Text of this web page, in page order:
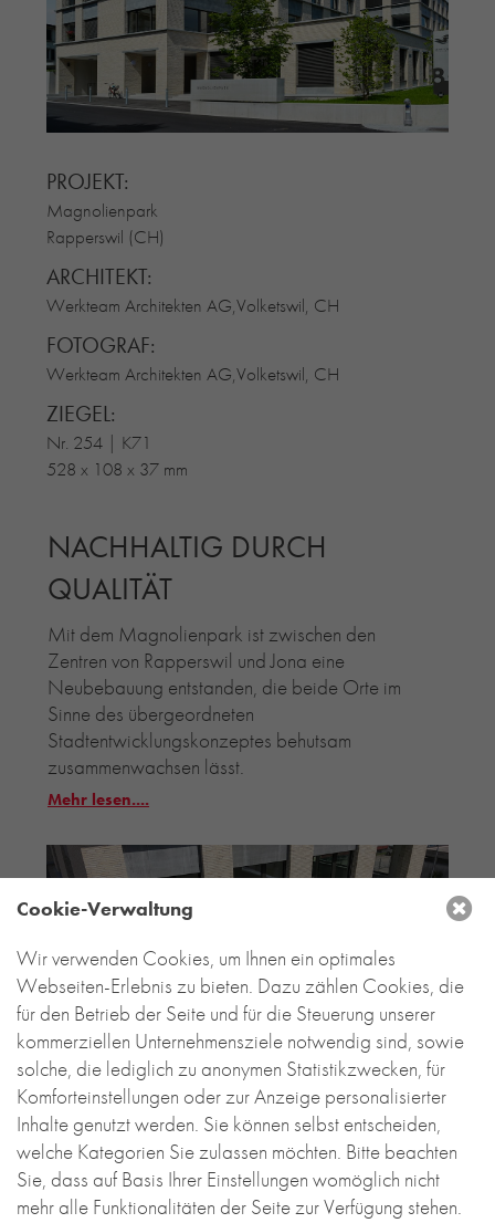
RE-USE-ZIEGEL
GLASUR-ZIEGEL
RE-USE-MÖRTEL
FASSADENPLANUNG (SCHWEIZ)
ÜBER UNS
BLOG
PROJEKT:
Magnolienpark
Rapperswil (CH)
ARCHITEKT:
Werkteam Architekten AG,Volketswil, CH
FOTOGRAF:
Werkteam Architekten AG,Volketswil, CH
ZIEGEL:
Nr. 254 | K71
528 x 108 x 37 mm
NACHHALTIG DURCH
QUALITÄT
Mit dem Magnolienpark ist zwischen den
Zentren von Rapperswil und Jona eine
Neubebauung entstanden, die beide Orte im
Sinne des übergeordneten
Stadtentwicklungskonzeptes behutsam
zusammenwachsen lässt.
Mehr lesen....
Cookie-Verwaltung
Wir verwenden Cookies, um Ihnen ein optimales
Webseiten-Erlebnis zu bieten. Dazu zählen Cookies, die
für den Betrieb der Seite und für die Steuerung unserer
kommerziellen Unternehmensziele notwendig sind, sowie
solche, die lediglich zu anonymen Statistikzwecken, für
Komforteinstellungen oder zur Anzeige personalisierter
Inhalte genutzt werden. Sie können selbst entscheiden,
welche Kategorien Sie zulassen möchten. Bitte beachten
Sie, dass auf Basis Ihrer Einstellungen womöglich nicht
mehr alle Funktionalitäten der Seite zur Verfügung stehen.